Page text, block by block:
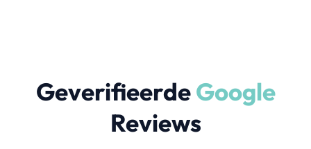
GeverifieerdeGoogle
Reviews